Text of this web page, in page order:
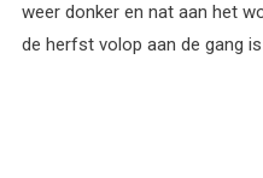
weer donker en nat aan het
de herfst volop aan de gang